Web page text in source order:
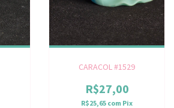
CARACOL #1529
R$27,00
R$25,65 com Pix